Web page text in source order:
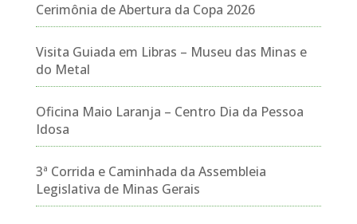
Cerimônia de Abertura da Copa 2026
Visita Guiada em Libras – Museu das Minas e
do Metal
Oficina Maio Laranja – Centro Dia da Pessoa
Idosa
3ª Corrida e Caminhada da Assembleia
Legislativa de Minas Gerais